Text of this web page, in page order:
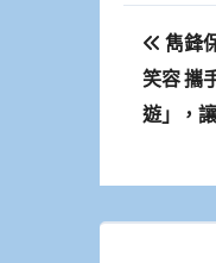
文
章
導
覽
雋鋒
笑容 攜
遊」，